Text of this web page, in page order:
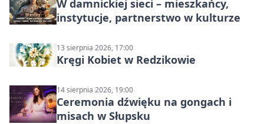
W damnickiej sieci – mieszkańcy,
instytucje, partnerstwo w kulturze
13 sierpnia 2026, 17:00
Kręgi Kobiet w Redzikowie
14 sierpnia 2026, 19:00
Ceremonia dźwięku na gongach i
misach w Słupsku